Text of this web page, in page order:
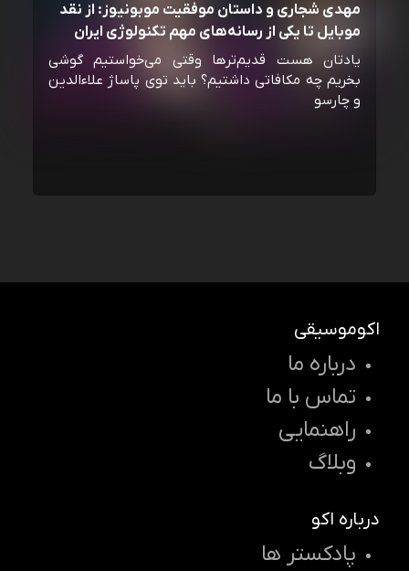
مهدی شجاری و داستان موفقیت موبونیوز: از نقد
موبایل تا یکی از رسانه‌‌های مهم تکنولوژی ایران
یادتان هست قدیم‌ترها وقتی می‌خواستیم گوشی
بخریم چه مکافاتی داشتیم؟ باید توی پاساژ علاءالدین
و چارسو
اکوموسیقی
درباره ما
تماس با ما
راهنمایی
وبلاگ
درباره اکو
پادکستر ها